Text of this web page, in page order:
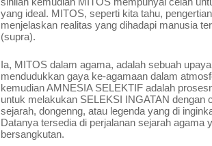
yang ideal. MITOS, seperti kita tahu,
menjelaskan realitas yang dihadapi manusia
(supra).
Ia, MITOS dalam agama, adalah sebuah
mendudukkan gaya ke-agamaan dalam
kemudian AMNESIA SELEKTIF adalah
untuk melakukan SELEKSI INGATAN dengan
sejarah, dongenng, atau legenda yang di
Datanya tersedia di perjalanan sejarah agama
bersangkutan.